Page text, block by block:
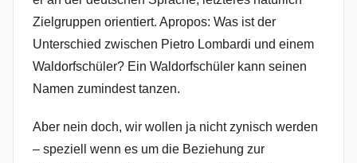
Zielgruppen orientiert. Apropos: Was ist der
Unterschied zwischen Pietro Lombardi und einem
Waldorfschüler? Ein Waldorfschüler kann seinen
Namen zumindest tanzen.
Aber nein doch, wir wollen ja nicht zynisch werden
– speziell wenn es um die Beziehung zur